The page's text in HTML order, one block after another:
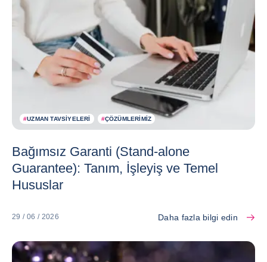
#UZMAN TAVSIYELERI #ÇÖZÜMLERIMIZ
Bağımsız Garanti (Stand-alone
Guarantee): Tanım, İşleyiş ve Temel
Hususlar
29 / 06 / 2026 Daha fazla bilgi edin